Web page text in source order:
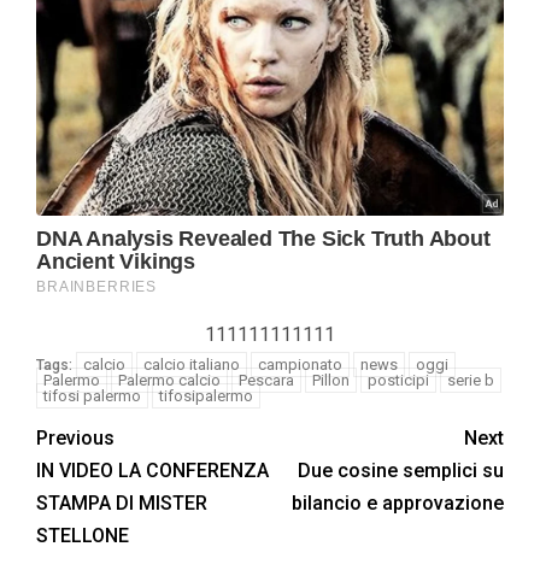
111111111111
Tags: calcio calcio italiano campionato news
oggi
Palermo
Palermo calcio Pescara Pillon posticipi
serie b
tifosi palermo
tifosipalermo
Previous
IN VIDEO LA CONFERENZA
STAMPA DI MISTER
STELLONE
Next
Due cosine semplici su
bilancio e approvazione